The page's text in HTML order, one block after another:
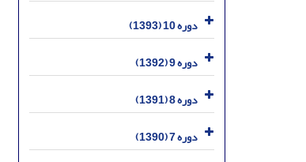
دوره 10 (1393)
دوره 9 (1392)
دوره 8 (1391)
دوره 7 (1390)